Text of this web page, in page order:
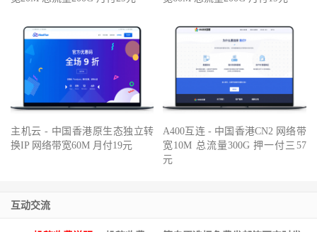
主机云 - 中国香港原生态独立转
换IP 网络带宽60M 月付19元
A400互连 - 中国香港CN2 网络带
宽10M 总流量300G 押一付三57
元
互动交流